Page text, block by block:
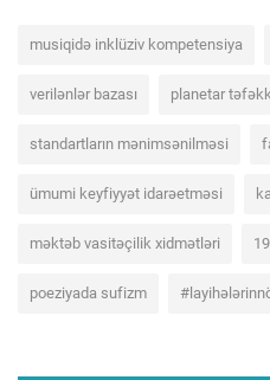
musiqidə inklüziv kompetensiya
verilənlər bazası planetar
standartların mənimsənilməsi
ümumi keyfiyyət idarəetməsi
məktəb vasitəçilik xidmətləri
poeziyada sufizm